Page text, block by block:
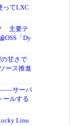
ってLXC
主要テ
OSS「Dy
の甘さで
ース推進
――サーバ
ールする
Linu